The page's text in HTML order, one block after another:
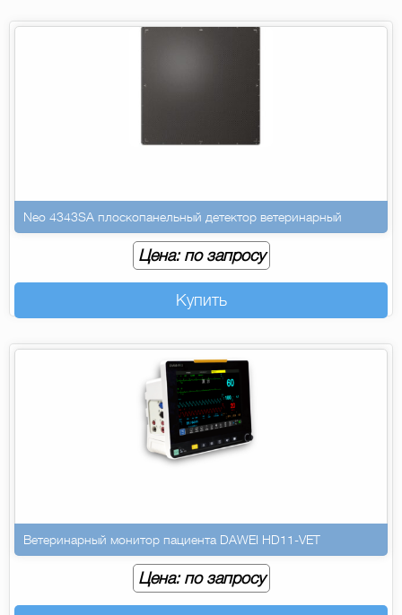
Neo 4343SA плоскопанельный детектор ветеринарный
Цена: по запросу
Купить
Ветеринарный монитор пациента DAWEI HD11-VET
Цена: по запросу